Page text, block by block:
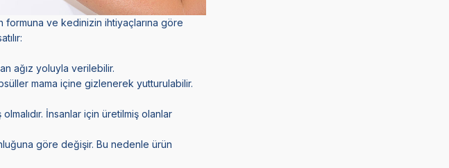
formuna ve kedinizin ihtiyaçlarına göre
ağız yoluyla verilebilir.
mama içine gizlenerek yutturulabilir.
İnsanlar için üretilmiş olanlar
göre değişir. Bu nedenle ürün